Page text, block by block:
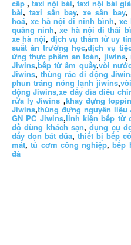
cấp, taxi nội bài, taxi nội bài
bài,taxi sân bay,xe sân bay
hoá, xe hà nội đi ninh bình, xe
quảng ninh,xe hà nội đi thái
xe hà nội,dịch vụ thám tử uy
suất ăn trường học,dịch vụ
ứng thực phẩm an toàn, jiwins,
Jiwins,bếp từ âm quầy,vòi
Jiwins,thùng rác di động
phun tráng nóng lạnh jiwins,
động Jiwins,xe đẩy đĩa điều
rửa ly Jiwins ,khay đựng
Jiwins,thùng đựng nguyên liệu
GN PC Jiwins,linh kiện bếp từ
đồ dùng khách sạn,dụng cụ
đẩy dọn bát đũa,thiết bị bếp
mát,tủ cơm công nghiệp,bếp
đá